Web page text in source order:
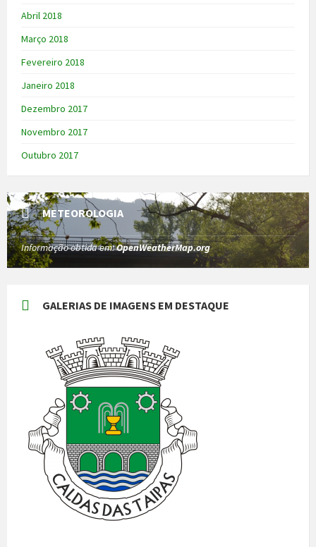
Abril 2018
Março 2018
Fevereiro 2018
Janeiro 2018
Dezembro 2017
Novembro 2017
Outubro 2017
METEOROLOGIA
Informação obtida em:OpenWeatherMap.org
GALERIAS DE IMAGENS EM DESTAQUE